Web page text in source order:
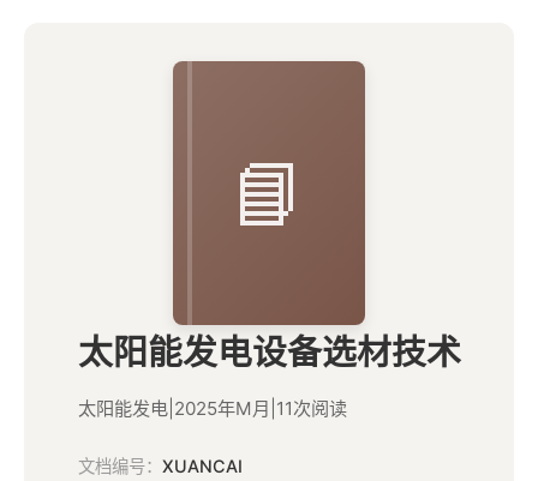
📘
太阳能发电设备选材技术
太阳能发电| 2025年M月 11次阅读
文档编号： XUANCAI